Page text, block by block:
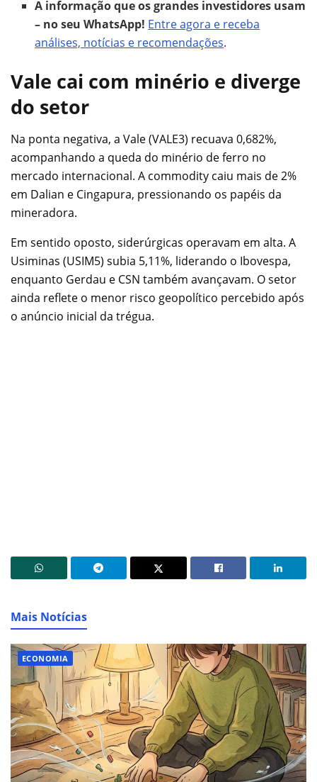
A informação que os grandes investidores usam
– no seu WhatsApp! Entre agora e receba
análises, notícias e recomendações.
Vale cai com minério e diverge
do setor
Na ponta negativa, a Vale (VALE3) recuava 0,682%,
acompanhando a queda do minério de ferro no
mercado internacional. A commodity caiu mais de 2%
em Dalian e Cingapura, pressionando os papéis da
mineradora.
Em sentido oposto, siderúrgicas operavam em alta. A
Usiminas (USIM5) subia 5,11%, liderando o Ibovespa,
enquanto Gerdau e CSN também avançavam. O setor
ainda reflete o menor risco geopolítico percebido após
o anúncio inicial da trégua.
Mais Notícias
ECONOMIA